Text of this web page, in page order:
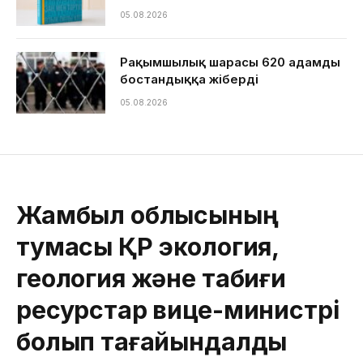
05.08.2026
Рақымшылық шарасы 620 адамды
бостандыққа жіберді
05.08.2026
Жамбыл облысының
тумасы ҚР экология,
геология және табиғи
ресурстар вице-министрі
болып тағайындалды